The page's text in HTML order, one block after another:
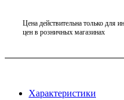
Цена действительна только для
цен в розничных магазинах
Характеристики